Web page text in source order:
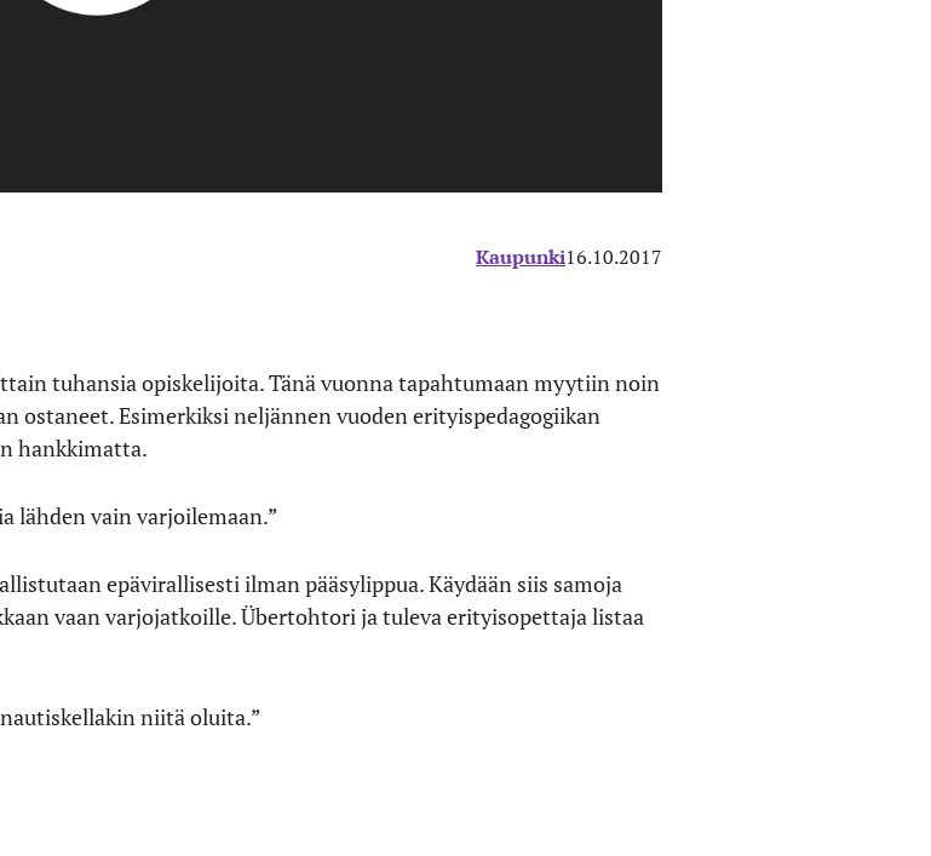
Kaupunki16.10.2017
tuhansia opiskelijoita. Tänä vuonna tapahtumaan myytiin noin
ostaneet. Esimerkiksi neljännen vuoden erityispedagogiikan
hankkimatta.
lähden vain varjoilemaan.”
epävirallisesti ilman pääsylippua. Käydään siis samoja
vaan varjojatkoille. Übertohtori ja tuleva erityisopettaja listaa
niitä oluita.”